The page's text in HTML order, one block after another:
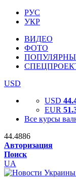
РУС
УКР
ВИДЕО
ФОТО
USD
USD
EUR
Все курсы
44.4886
Авторизация
Поиск
UA